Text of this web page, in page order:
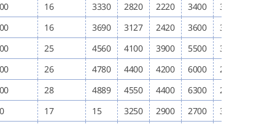
16 3330 2820 2220 3400 3400
16 3690 3127 2420 3600 3700
25 4560 4100 3900 5500 3820
26 4780 4400 4200 6000 2700
28 4889 4550 4400 6300 2800
17 15 3250 2900 2700 3300